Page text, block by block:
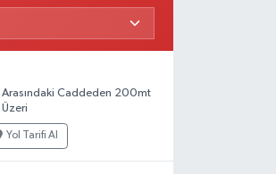
Caddeden 200mt
Yol Tarifi Al